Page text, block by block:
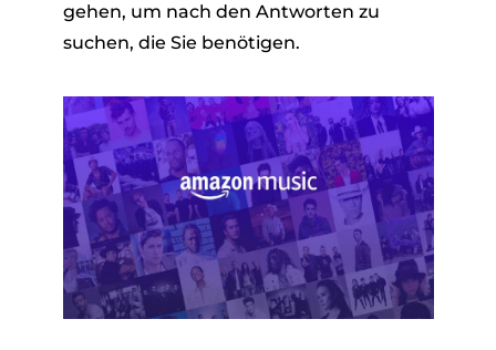
gehen, um nach den Antworten zu
suchen, die Sie benötigen.